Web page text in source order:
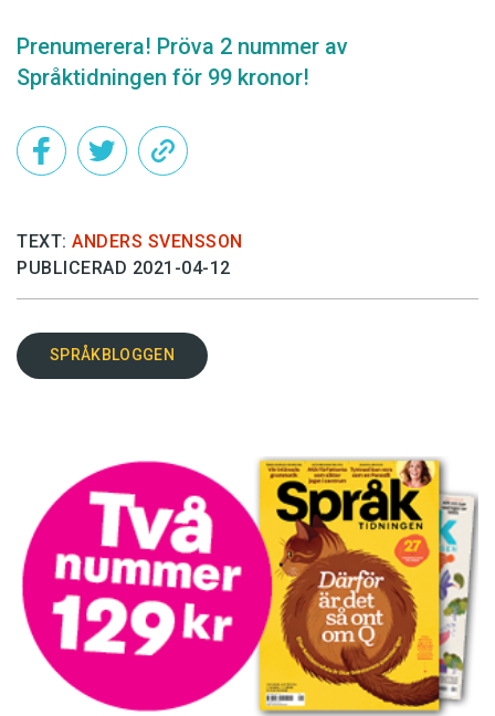
Prenumerera! Pröva 2 nummer av
Språktidningen för 99 kronor!
TEXT: ANDERS SVENSSON
PUBLICERAD 2021-04-12
SPRÅKBLOGGEN